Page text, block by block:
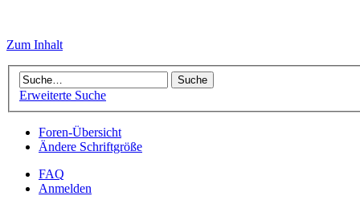
Zum Inhalt
Erweiterte Suche
Foren-Übersicht
Ändere Schriftgröße
FAQ
Anmelden